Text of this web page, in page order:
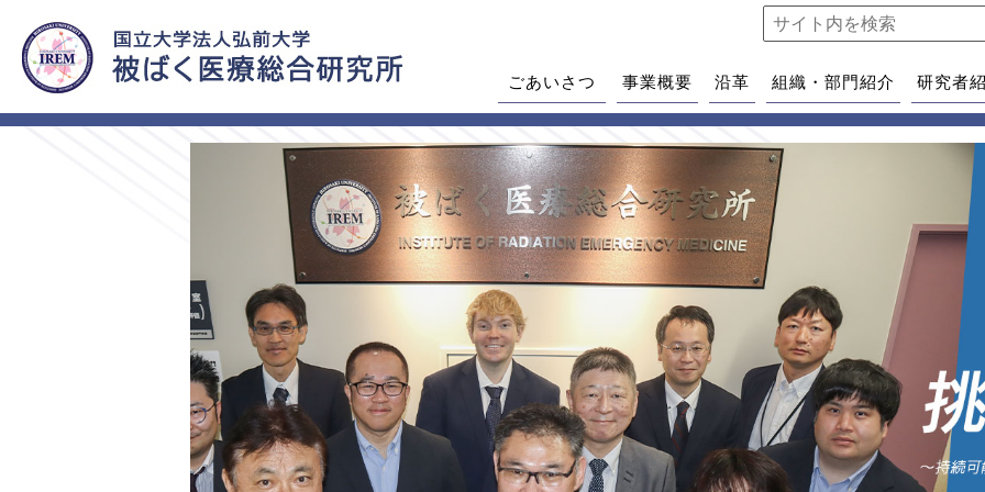
ごあいさつ 事業概要 沿革 組織・部門紹介 研究者